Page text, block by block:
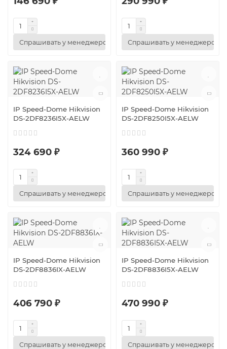
Спрашивать у менеджеров Спрашивать у менеджеров
IP Speed-Dome Hikvision
DS-2DF8236I5X-AELW
324 690 ₽
Спрашивать у менеджеров
IP Speed-Dome Hikvision
DS-2DF8250I5X-AELW
360 990 ₽
Спрашивать у менеджеров
IP Speed-Dome Hikvision
DS-2DF8836IX-AELW
406 790 ₽
Спрашивать у менеджеров
IP Speed-Dome Hikvision
DS-2DF8836I5X-AELW
470 990 ₽
Спрашивать у менеджеров